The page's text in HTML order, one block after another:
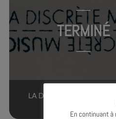
LA DISCRÈTE REVIENT
TERMINÉ
En continuant